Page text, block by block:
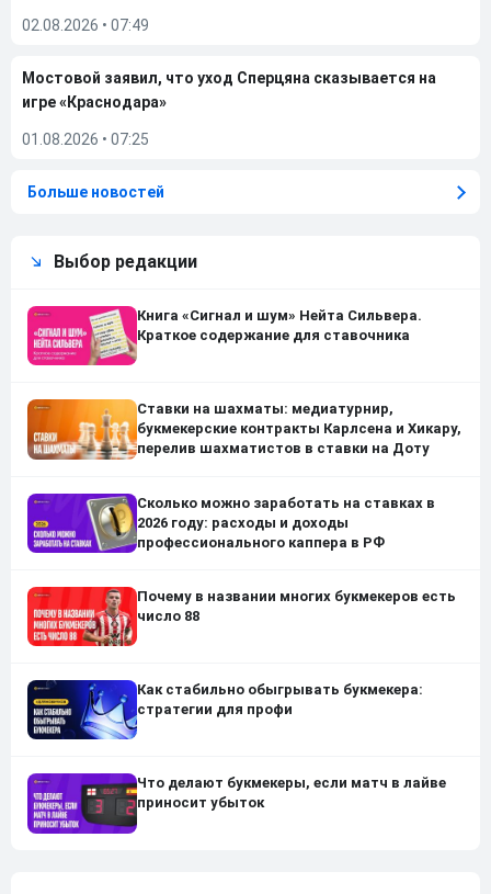
02.08.2026 • 07:49
Мостовой заявил, что уход Сперцяна сказывается на
игре «Краснодара»
01.08.2026 • 07:25
Больше новостей
Выбор редакции
Книга «Сигнал и шум» Нейта Сильвера.
Краткое содержание для ставочника
Ставки на шахматы: медиатурнир,
букмекерские контракты Карлсена и Хикару,
перелив шахматистов в ставки на Доту
Сколько можно заработать на ставках в
2026 году: расходы и доходы
профессионального каппера в РФ
Почему в названии многих букмекеров есть
число 88
Как стабильно обыгрывать букмекера:
стратегии для профи
Что делают букмекеры, если матч в лайве
приносит убыток